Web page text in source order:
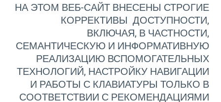
НА ЭТОМ ВЕБ-САЙТ ВНЕСЕНЫ СТРОГИЕ
КОРРЕКТИВЫ ДОСТУПНОСТИ,
ВКЛЮЧАЯ, В ЧАСТНОСТИ,
СЕМАНТИЧЕСКУЮ И ИНФОРМАТИВНУЮ
РЕАЛИЗАЦИЮ ВСПОМОГАТЕЛЬНЫХ
ТЕХНОЛОГИЙ, НАСТРОЙКУ НАВИГАЦИИ
И РАБОТЫ С КЛАВИАТУРЫ ТОЛЬКО В
СООТВЕТСТВИИ С РЕКОМЕНДАЦИЯМИ